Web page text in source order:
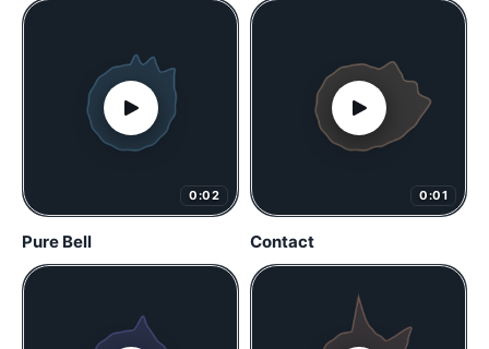
0:02
Pure Bell
0:01
Contact